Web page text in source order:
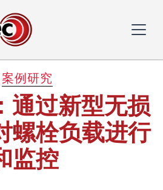
案例研究
通过新型无损
螺栓负载进行
监控